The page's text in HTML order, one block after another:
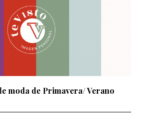
moda de Primavera/ Verano